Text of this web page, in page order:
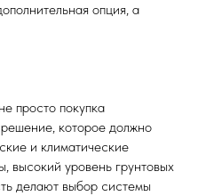
опция, а
просто покупка
которое должно
и климатические
высокий уровень грунтовых
делают выбор системы